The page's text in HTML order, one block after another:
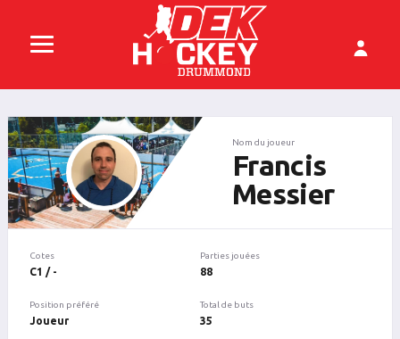
Nom du joueur
Francis
Messier
Cotes
C1 / -
Position préféré
Joueur
Parties jouées
88
Total de buts
35